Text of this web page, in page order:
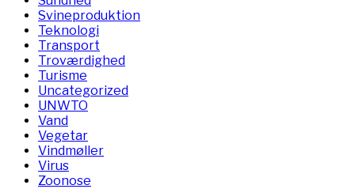
Svineproduktion
Teknologi
Transport
Troværdighed
Turisme
Uncategorized
UNWTO
Vand
Vegetar
Vindmøller
Virus
Zoonose